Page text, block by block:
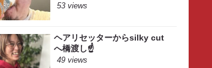
53 views
ヘアリセッターからsilky cut
へ橋渡し☝️
49 views